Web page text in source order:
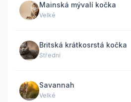
Mainská mývalí kočka
Velké
Britská krátkosrstá kočka
Střední
Savannah
Velké